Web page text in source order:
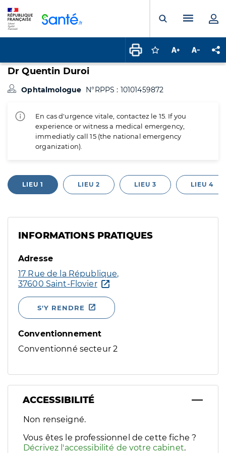
Ouvrir laMenu
Connectez-vous
Augmenter la
Dr Quentin Duroi
Ophtalmologue N°RPPS : 10101459872
En cas d'urgence vitale, contactez le 15. If you
experience or witness a medical emergency,
immediatly call 15 (the national emergency
organization).
LIEU 1 LIEU 2 LIEU 3 LIEU 4
INFORMATIONS PRATIQUES
Adresse
17 Rue de la République,
37600 Saint-Flovier
S'Y RENDRE
Conventionnement
Conventionné secteur 2
ACCESSIBILITÉ
Filtres
Sélectionnez un ou plusieurs handicaps/besoins
Non renseigné.
Vous êtes le professionnel de cette fiche ?
Décrivez l'accessibilité de votre cabinet.